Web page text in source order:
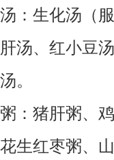
汤：生化汤（
肝汤、红小豆
汤。
粥：猪肝粥、
花生红枣粥、